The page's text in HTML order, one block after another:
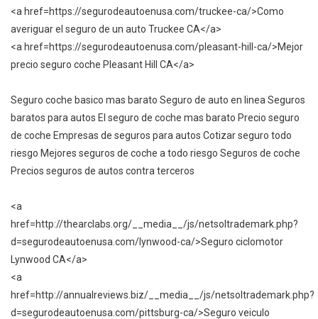
<a href=https://segurodeautoenusa.com/truckee-ca/>Como
averiguar el seguro de un auto Truckee CA</a>
<a href=https://segurodeautoenusa.com/pleasant-hill-ca/>Mejor
precio seguro coche Pleasant Hill CA</a>
Seguro coche basico mas barato Seguro de auto en linea Seguros
baratos para autos El seguro de coche mas barato Precio seguro
de coche Empresas de seguros para autos Cotizar seguro todo
riesgo Mejores seguros de coche a todo riesgo Seguros de coche
Precios seguros de autos contra terceros
<a
href=http://thearclabs.org/__media__/js/netsoltrademark.php?
d=segurodeautoenusa.com/lynwood-ca/>Seguro ciclomotor
Lynwood CA</a>
<a
href=http://annualreviews.biz/__media__/js/netsoltrademark.php?
d=segurodeautoenusa.com/pittsburg-ca/>Seguro veiculo